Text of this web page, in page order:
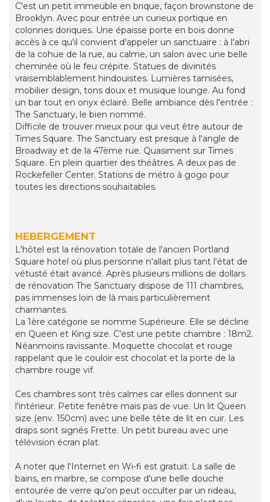
C'est un petit immeuble en brique, façon brownstone de
Brooklyn. Avec pour entrée un curieux portique en
colonnes doriques. Une épaisse porte en bois donne
accès à ce qu'il convient d'appeler un sanctuaire : à l'abri
de la cohue de la rue, au calme, un salon avec une belle
cheminée où le feu crépite. Statues de divinités
vraisemblablement hindouistes. Lumières tamisées,
mobilier design, tons doux et musique lounge. Au fond
un bar tout en onyx éclairé. Belle ambiance dès l'entrée :
The Sanctuary, le bien nommé.
Difficile de trouver mieux pour qui veut être autour de
Times Square. The Sanctuary est presque à l'angle de
Broadway et de la 47ème rue. Quasiment sur Times
Square. En plein quartier des théâtres. A deux pas de
Rockefeller Center. Stations de métro à gogo pour
toutes les directions souhaitables.
HEBERGEMENT
L'hôtel est la rénovation totale de l'ancien Portland
Square hotel où plus personne n'allait plus tant l'état de
vétusté était avancé. Après plusieurs millions de dollars
de rénovation The Sanctuary dispose de 111 chambres,
pas immenses loin de là mais particulièrement
charmantes.
La 1ère catégorie se nomme Supérieure. Elle se décline
en Queen et King size. C'est une petite chambre : 18m2.
Néanmoins ravissante. Moquette chocolat et rouge
rappelant que le couloir est chocolat et la porte de la
chambre rouge vif.
Ces chambres sont très calmes car elles donnent sur
l'intérieur. Petite fenêtre mais pas de vue. Un lit Queen
size (env. 150cm) avec une belle tête de lit en cuir. Les
draps sont signés Frette. Un petit bureau avec une
télévision écran plat.
A noter que l'Internet en Wi-fi est gratuit. La salle de
bains, en marbre, se compose d'une belle douche
entourée de verre qu'on peut occulter par un rideau,